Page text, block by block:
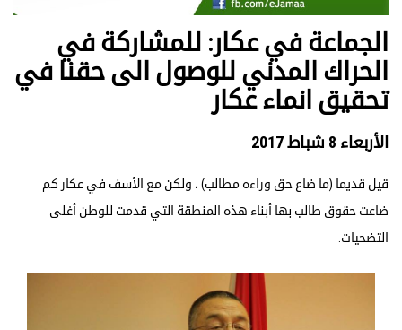
الجماعة في عكار: للمشاركة في
الحراك المدني للوصول الى حقنا في
تحقيق انماء عكار
الأربعاء 8 شباط 2017
قيل قديما (ما ضاع حق وراءه مطالب) ، ولكن مع الأسف في عكار كم
ضاعت حقوق طالب بها أبناء هذه المنطقة التي قدمت للوطن أغلى
التضحيات.